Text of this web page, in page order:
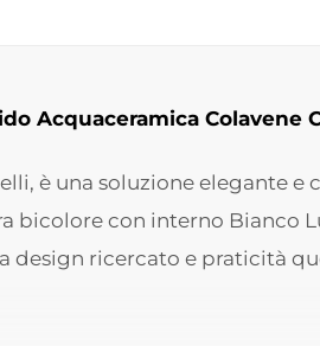
Acquaceramica Colavene
è una soluzione elegante
bicolore con interno Bianco
design ricercato e praticità